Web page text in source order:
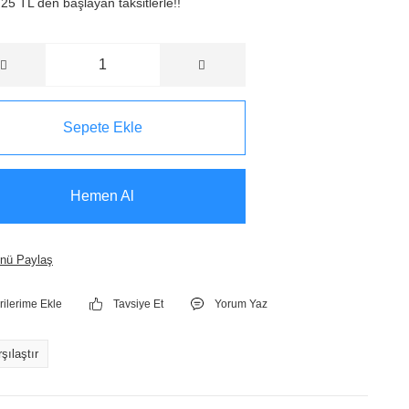
Sepete Ekle
Hemen Al
Paylaş
Tavsiye Et Yorum Yaz